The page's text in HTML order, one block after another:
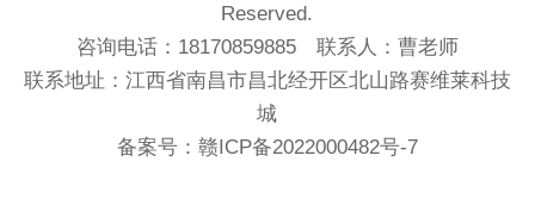
Reserved.
咨询电话：18170859885 联系人：曹老师
联系地址：江西省南昌市昌北经开区北山路赛维莱科技
城
备案号： 赣ICP备2022000482号-7